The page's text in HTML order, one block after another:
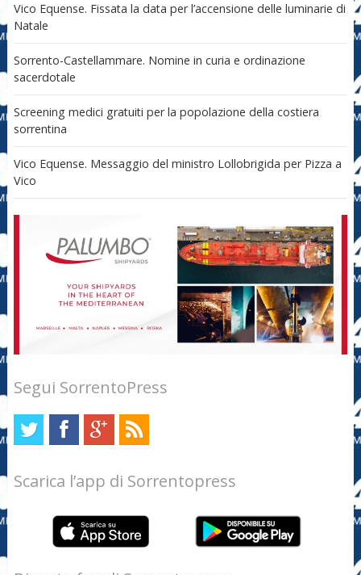
Vico Equense. Fissata la data per l’accensione delle luminarie di
Natale
Sorrento-Castellammare. Nomine in curia e ordinazione
sacerdotale
Screening medici gratuiti per la popolazione della costiera
sorrentina
Vico Equense. Messaggio del ministro Lollobrigida per Pizza a
Vico
Segui SorrentoPress
Scarica l’app di Sorrentopress